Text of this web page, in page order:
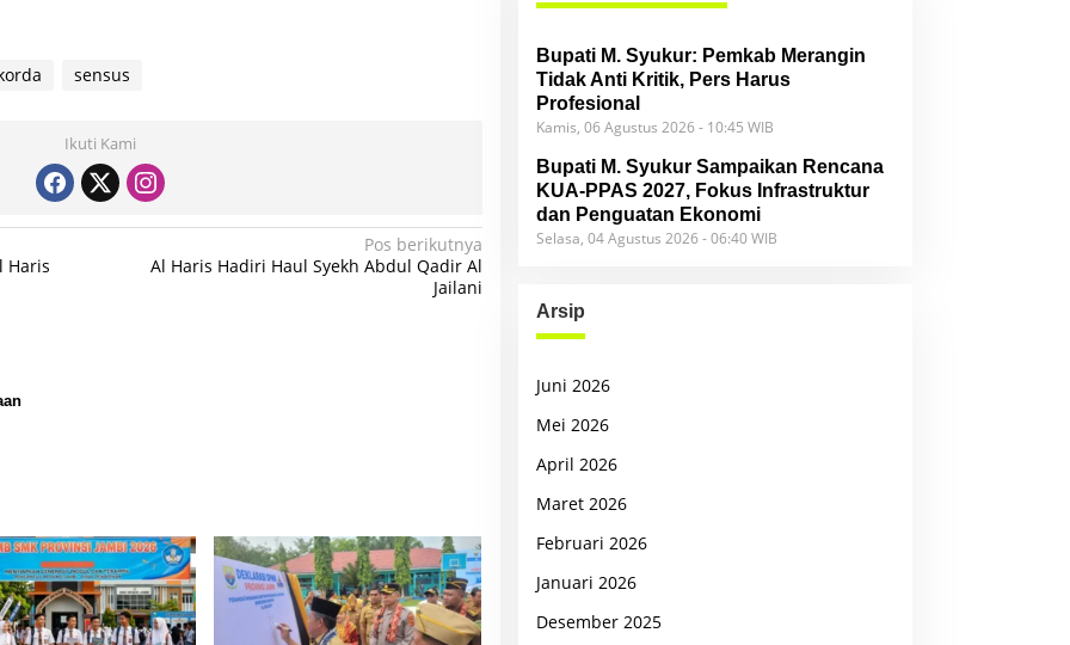
sensus
Ikuti Kami
Haris
Pos berikutnya
Al Haris Hadiri Haul Syekh Abdul Qadir Al
Jailani
Bupati M. Syukur: Pemkab Merangin
Tidak Anti Kritik, Pers Harus
Profesional
Kamis, 06 Agustus 2026 - 10:45 WIB
Bupati M. Syukur Sampaikan Rencana
KUA-PPAS 2027, Fokus Infrastruktur
dan Penguatan Ekonomi
Selasa, 04 Agustus 2026 - 06:40 WIB
Arsip
Juni 2026
Mei 2026
April 2026
Maret 2026
Februari 2026
Januari 2026
Desember 2025